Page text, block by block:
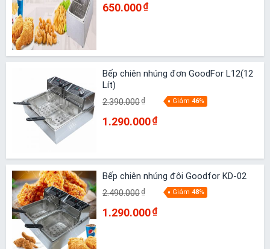
650.000₫
Bếp chiên nhúng đơn GoodFor L12(12
Lít)
2.390.000₫ Giảm 46%
1.290.000₫
Bếp chiên nhúng đôi Goodfor KD-02
2.490.000₫ Giảm 48%
1.290.000₫